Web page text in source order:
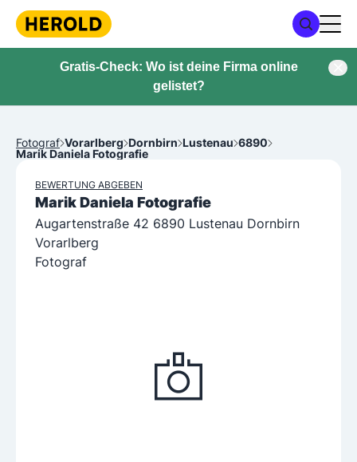
Gratis-Check: Wo ist deine Firma online
gelistet?
Fotograf Vorarlberg Dornbirn Lustenau 6890
Marik Daniela Fotografie
BEWERTUNG ABGEBEN
Marik Daniela Fotografie
Augartenstraße 42 6890 Lustenau Dornbirn
Vorarlberg
Fotograf